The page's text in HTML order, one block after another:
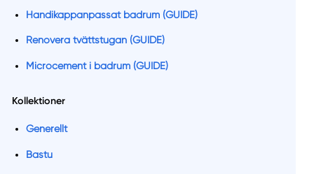
Handikappanpassat badrum (GUIDE)
Renovera tvättstugan (GUIDE)
Microcement i badrum (GUIDE)
Kollektioner
Generellt
Bastu